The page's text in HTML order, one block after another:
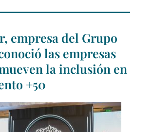
empresa del Grupo
las empresas
la inclusión en
+50